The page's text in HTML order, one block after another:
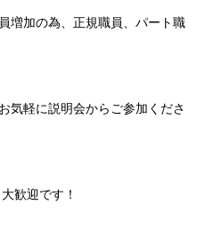
増加の為、正規職員、パート職
気軽に説明会からご参加くださ
歓迎です！